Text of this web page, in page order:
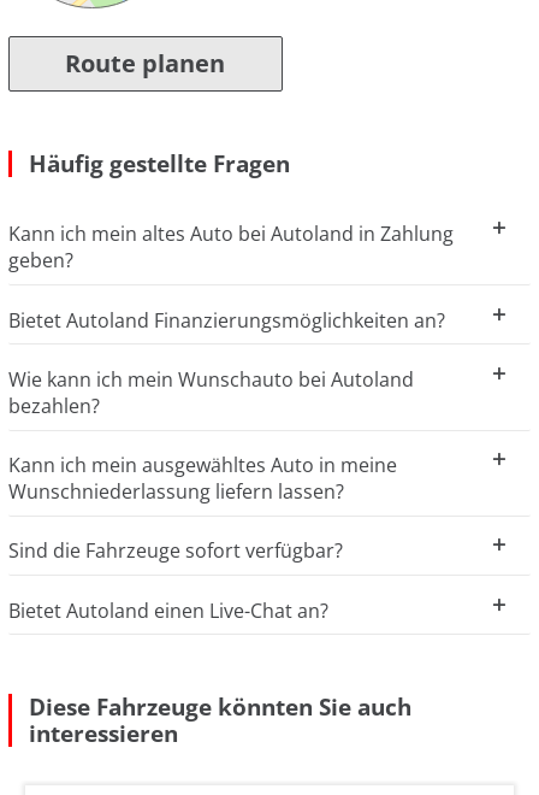
Route planen
Häufig gestellte Fragen
Kann ich mein altes Auto bei Autoland in Zahlung
geben?
Bietet Autoland Finanzierungsmöglichkeiten an?
Wie kann ich mein Wunschauto bei Autoland
bezahlen?
Kann ich mein ausgewähltes Auto in meine
Wunschniederlassung liefern lassen?
Sind die Fahrzeuge sofort verfügbar?
Bietet Autoland einen Live-Chat an?
Diese Fahrzeuge könnten Sie auch
interessieren